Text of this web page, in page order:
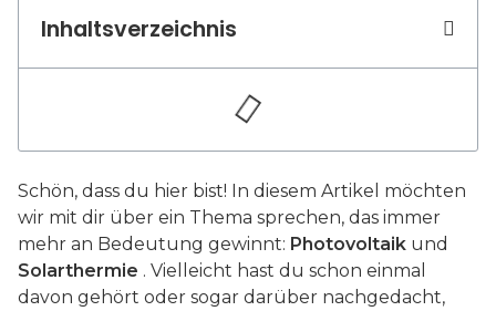
Inhaltsverzeichnis
Schön, dass du hier bist! In diesem Artikel möchten
wir mit dir über ein Thema sprechen, das immer
mehr an Bedeutung gewinnt: Photovoltaik und
Solarthermie . Vielleicht hast du schon einmal
davon gehört oder sogar darüber nachgedacht,